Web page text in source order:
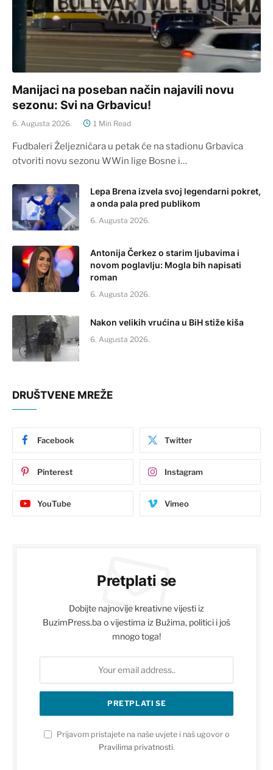
Manijaci na poseban način najavili novu
sezonu: Svi na Grbavicu!
6. Augusta 2026. 1 Min Read
Fudbaleri Željezničara u petak će na stadionu Grbavica
otvoriti novu sezonu WWin lige Bosne i…
Lepa Brena izvela svoj legendarni pokret,
a onda pala pred publikom
6. Augusta 2026.
Antonija Čerkez o starim ljubavima i
novom poglavlju: Mogla bih napisati
roman
6. Augusta 2026.
Nakon velikih vrućina u BiH stiže kiša
6. Augusta 2026.
DRUŠTVENE MREŽE
Facebook Twitter
Pinterest Instagram
YouTube Vimeo
Pretplati se
Dobijte najnovije kreativne vijesti iz
BuzimPress.ba o vijestima iz Bužima, politici i još
mnogo toga!
Prijavom pristajete na naše uvjete i naš ugovor o
Pravilima privatnosti.